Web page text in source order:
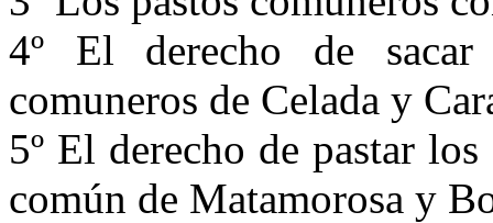
4º El derecho de
comuneros de Celada y
5º El derecho de pastar
común de Matamorosa y